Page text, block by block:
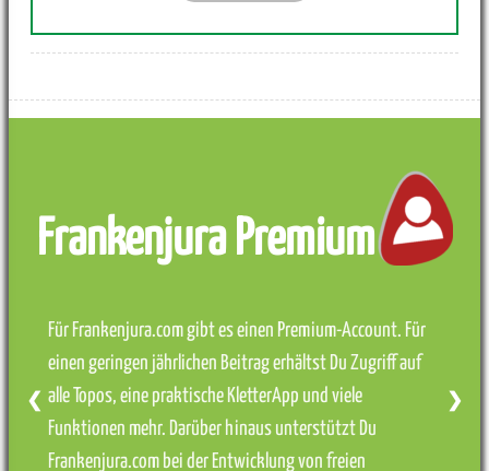
Frankenjura Premium
Für Frankenjura.com gibt es einen Premium-Account. Für
einen geringen jährlichen Beitrag erhältst Du Zugriff auf
alle Topos, eine praktische KletterApp und viele
Funktionen mehr. Darüber hinaus unterstützt Du
Frankenjura.com bei der Entwicklung von freien
❮ ❯